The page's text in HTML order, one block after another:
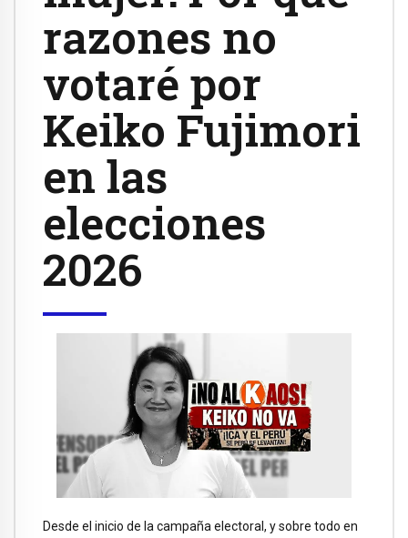
razones no
votaré por
Keiko Fujimori
en las
elecciones
2026
Desde el inicio de la campaña electoral, y sobre todo en